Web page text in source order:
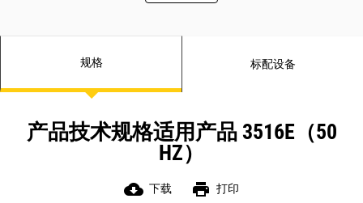
规格 标配设备
产品技术规格适用产品 3516E（50
HZ）
cloud_download 下载 print 打印